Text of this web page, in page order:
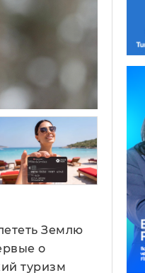
Землю
о
туризм